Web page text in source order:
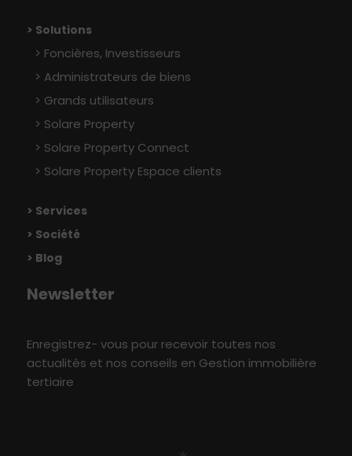
> Solutions
Foncières, Investisseurs
Administrateurs de biens
Grands utilisateurs
Solare Property
Solare Property Connect
Solare Property Espace clients
> Services
> Société
> Blog
Newsletter
Enregistrez- vous pour recevoir toutes nos
actualités et nos conseils en Gestion immobilière
tertiaire